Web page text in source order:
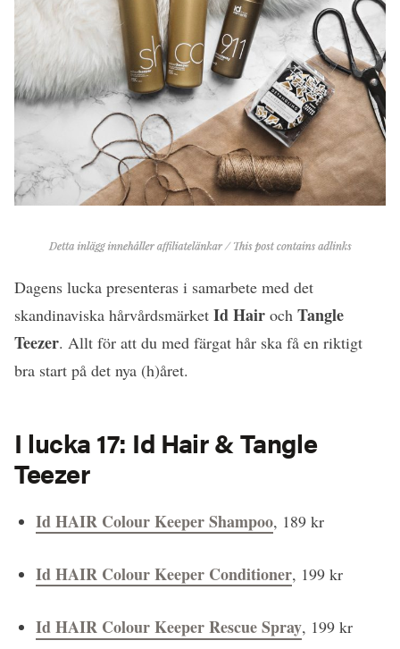
Dagens lucka presenteras i samarbete med det
skandinaviska hårvårdsmärket Id Hair och Tangle
Teezer. Allt för att du med färgat hår ska få en riktigt
bra start på det nya (h)året.
I lucka 17: Id Hair & Tangle
Teezer
Id HAIR Colour Keeper Shampoo, 189 kr
Id HAIR Colour Keeper Conditioner, 199 kr
Id HAIR Colour Keeper Rescue Spray, 199 kr